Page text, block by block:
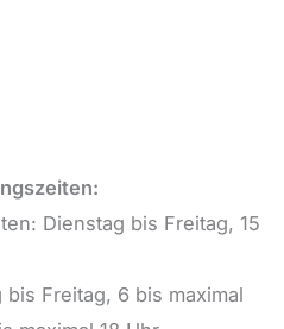
Dienstag bis Freitag, 15
Freitag, 6 bis maximal